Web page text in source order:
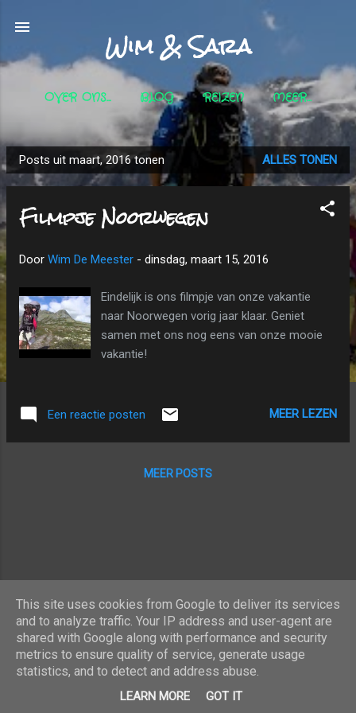
Wim & Sara
OVER ONS... BLOG REIZEN MEER…
P
o
Posts uit maart, 2016 tonen ALLES TONEN
Filmpje Noorwegen
Door Wim De Meester - dinsdag, maart 15, 2016
Eindelijk is ons filmpje van onze vakantie
naar Noorwegen vorig jaar klaar. Geniet
samen met ons nog eens van onze mooie
vakantie!
Een reactie posten MEER LEZEN
MEER POSTS
This site uses cookies from Google to deliver its services
and to analyze traffic. Your IP address and user-agent are
shared with Google along with performance and security
metrics to ensure quality of service, generate usage
statistics, and to detect and address abuse.
LEARN MORE GOT IT